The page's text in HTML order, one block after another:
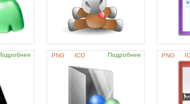
PNG ICO Подробнее PNG